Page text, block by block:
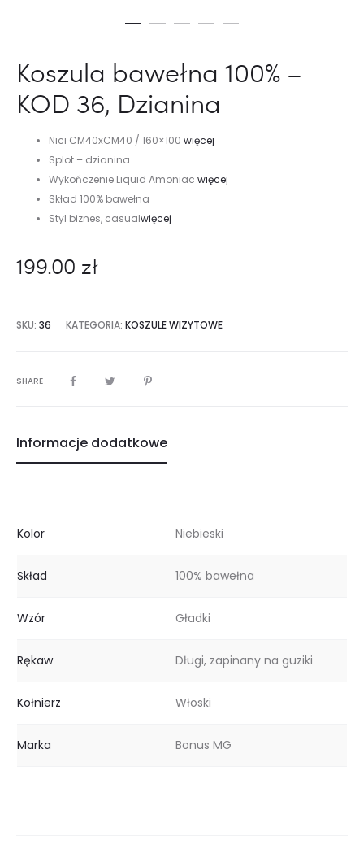
Koszula bawełna 100% –
KOD 36, Dzianina
Nici CM40xCM40 / 160×100 więcej
Splot – dzianina
Wykończenie Liquid Amoniac więcej
Skład 100% bawełna
Styl biznes, casualwięcej
199.00 zł
SKU: 36 KATEGORIA: KOSZULE WIZYTOWE
SHARE
Informacje dodatkowe
Kolor Niebieski
Skład 100% bawełna
Wzór Gładki
Rękaw Długi, zapinany na guziki
Kołnierz Włoski
Marka Bonus MG